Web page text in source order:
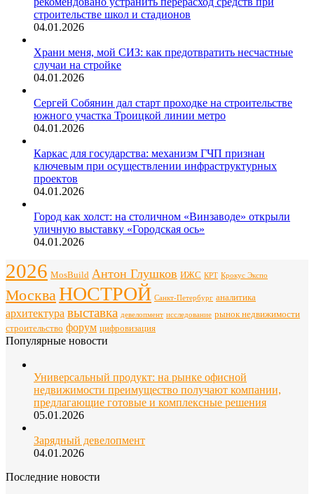
строительстве школ и стадионов
04.01.2026
Храни меня, мой СИЗ: как предотвратить несчастные
случаи на стройке
04.01.2026
Сергей Собянин дал старт проходке на строительстве
южного участка Троицкой линии метро
04.01.2026
Каркас для государства: механизм ГЧП признан
ключевым при осуществлении инфраструктурных
проектов
04.01.2026
Город как холст: на столичном «Винзаводе» открыли
уличную выставку «Городская ось»
04.01.2026
2026 MosBuild Антон Глушков ИЖС КРТ Крокус Экспо
МоскваНОСТРОЙ Санкт-Петербург аналитика
архитектура выставка девелопмент исследование рынок недвижимости
строительство форум цифровизация
Популярные новости
Универсальный продукт: на рынке офисной
недвижимости преимущество получают компании,
предлагающие готовые и комплексные решения
05.01.2026
Зарядный девелопмент
04.01.2026
Последние новости